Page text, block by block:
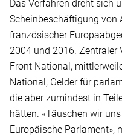
Das Verfahren dreht sich
Scheinbeschäftigung von
französischer
2004 und 2016. Zentraler
Front National,
National, Gelder für
die aber zumindest in
hätten. «Täuschen wir
Europäische Parlament»,